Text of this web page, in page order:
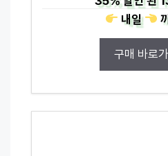
내일
구매 바로